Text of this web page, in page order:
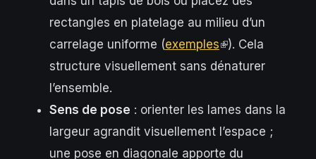
rectangles en platelage au milieu d’un
carrelage uniforme (exemples(link
is
). Cela
structure visuellement sans dénaturer
l’ensemble.
Sens de pose : orienter les lames dans la
largeur agrandit visuellement l’espace ;
une pose en diagonale apporte du